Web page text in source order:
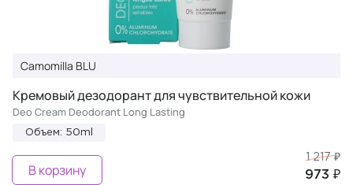
Camomilla BLU
Кремовый дезодорант для чувствительной кожи
Deo Cream Deodorant Long Lasting
Объем: 50ml
1 217 ₽
973 ₽
В корзину